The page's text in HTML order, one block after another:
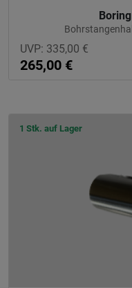
UVP: 335,00 €
265,00 €
1 Stk. auf Lager